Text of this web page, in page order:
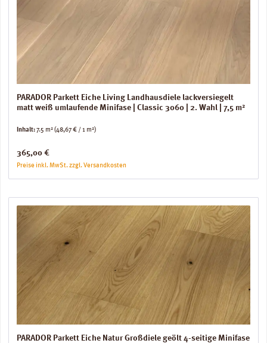
PARADOR Parkett Eiche Living Landhausdiele lackversiegelt
matt weiß umlaufende Minifase | Classic 3060 | 2. Wahl | 7,5 m²
Inhalt:7.5 m²(48,67 € / 1 m²)
Regulärer Preis:
365,00 €
Preise inkl. MwSt. zzgl. Versandkosten
PARADOR Parkett Eiche Natur Großdiele geölt 4-seitige Minifase